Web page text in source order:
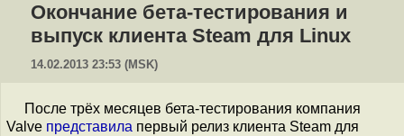
Окончание бета-тестирования и
выпуск клиента Steam для Linux
14.02.2013 23:53 (MSK)
После трёх месяцев бета-тестирования компания
Valve представила первый релиз клиента Steam для